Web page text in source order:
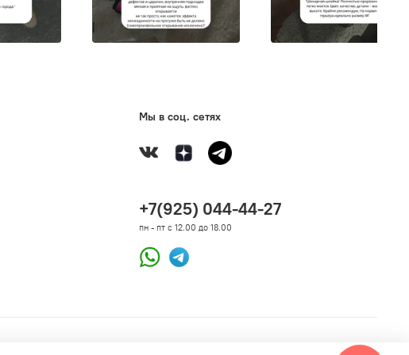
цветовом решении. Ошейник имеет широкий спектр
регулировки и подойдет даже щенкам. Для длительного срока
службы резиновый логотип защищает строчку. Пряжка с 4-
Мы в соц. сетях
+7(925) 044-44-27
пн - пт с 12.00 до 18.00